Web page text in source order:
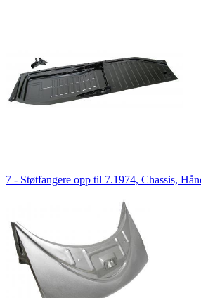
7 - Støtfangere opp til 7.1974, Chassis,